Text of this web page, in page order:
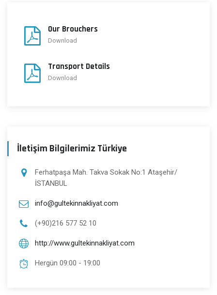
Our Brouchers
Download
Transport Details
Download
İletişim Bilgilerimiz Türkiye
Ferhatpaşa Mah. Takva Sokak No:1 Ataşehir/
İSTANBUL
info@gultekinnakliyat.com
(+90)216 577 52 10
http://www.gultekinnakliyat.com
Hergün 09:00 - 19:00